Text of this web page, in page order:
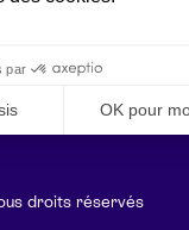
droits réservés